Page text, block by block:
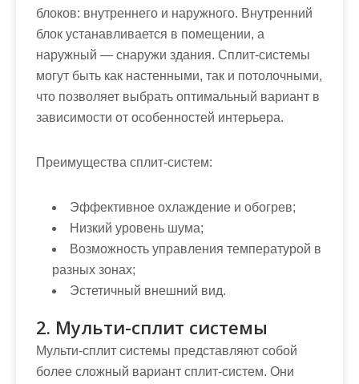
блоков: внутреннего и наружного. Внутренний
блок устанавливается в помещении, а
наружный — снаружи здания. Сплит-системы
могут быть как настенными, так и потолочными,
что позволяет выбрать оптимальный вариант в
зависимости от особенностей интерьера.
Преимущества сплит-систем:
Эффективное охлаждение и обогрев;
Низкий уровень шума;
Возможность управления температурой в
разных зонах;
Эстетичный внешний вид.
2. Мульти-сплит системы
Мульти-сплит системы представляют собой
более сложный вариант сплит-систем. Они